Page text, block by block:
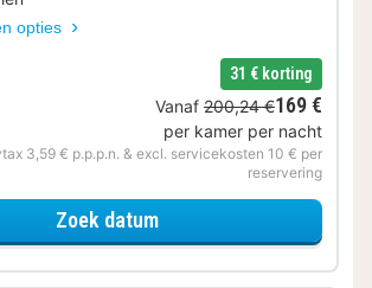
opties
31 € korting
Vanaf 200,24 €169 €
per kamer per nacht
3,59 € p.p.p.n. & excl. servicekosten 10 € per
reservering
Zoek datumvoor Later Uitchecken